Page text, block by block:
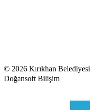
© 2026 Kırıkhan Belediyesi
Doğansoft Bilişim